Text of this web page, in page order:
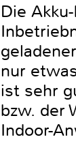
Die
nur
ist sehr
bzw. der
Indoor-